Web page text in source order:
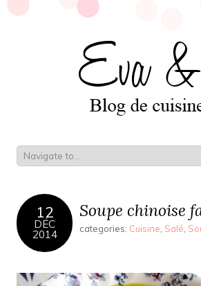
12
DÉC
2014
Soupe chinoise
categories: Cuisine Salé